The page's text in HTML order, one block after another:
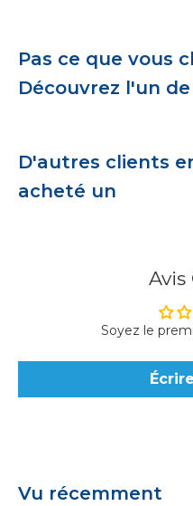
Pas ce que vous
Découvrez l'un
D'autres clients
acheté un
Avis
Soyez le
Vu récemment